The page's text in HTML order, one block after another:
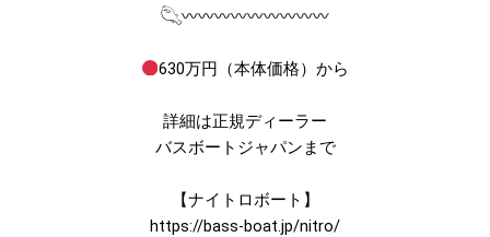
𓆡〰〰〰〰〰〰〰〰〰
630万円（本体価格）から
詳細は正規ディーラー
バスボートジャパンまで
【ナイトロボート】
https://bass-boat.jp/nitro/